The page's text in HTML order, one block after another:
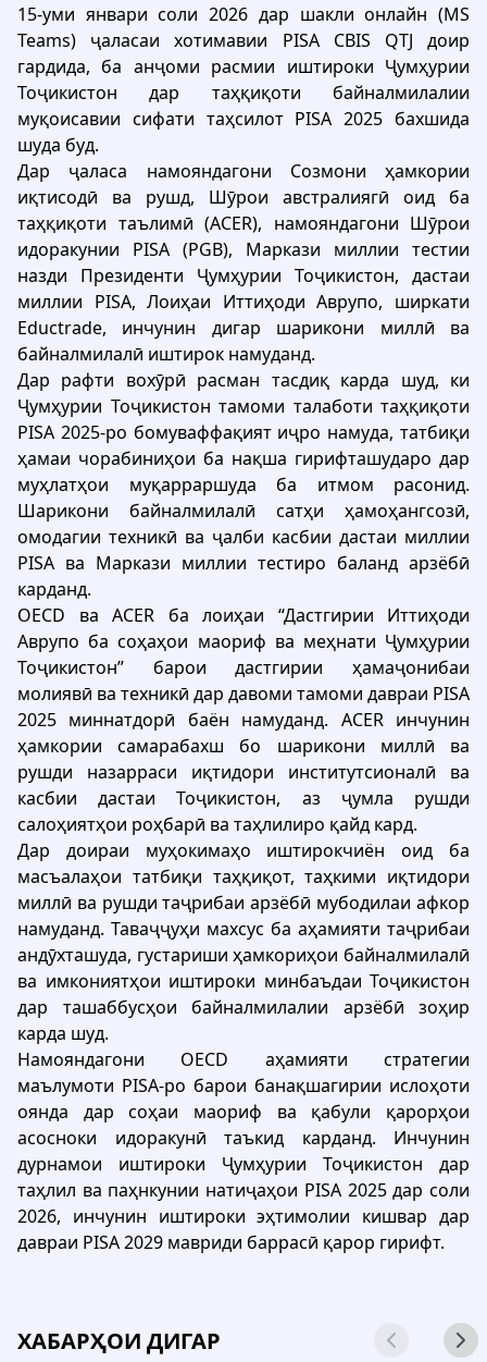
15-уми январи соли 2026 дар шакли онлайн (MS
Teams) ҷаласаи хотимавии PISA CBIS QTJ доир
гардида, ба анҷоми расмии иштироки Ҷумҳурии
Тоҷикистон дар таҳқиқоти байналмилалии
муқоисавии сифати таҳсилот PISA 2025 бахшида
шуда буд.
Дар ҷаласа намояндагони Созмони ҳамкории
иқтисодӣ ва рушд, Шӯрои австралиягӣ оид ба
таҳқиқоти таълимӣ (ACER), намояндагони Шӯрои
идоракунии PISA (PGB), Маркази миллии тестии
назди Президенти Ҷумҳурии Тоҷикистон, дастаи
миллии PISA, Лоиҳаи Иттиҳоди Аврупо, ширкати
Eductrade, инчунин дигар шарикони миллӣ ва
байналмилалӣ иштирок намуданд.
Дар рафти вохӯрӣ расман тасдиқ карда шуд, ки
Ҷумҳурии Тоҷикистон тамоми талаботи таҳқиқоти
PISA 2025-ро бомуваффақият иҷро намуда, татбиқи
ҳамаи чорабиниҳои ба нақша гирифташударо дар
муҳлатҳои муқарраршуда ба итмом расонид.
Шарикони байналмилалӣ сатҳи ҳамоҳангсозӣ,
омодагии техникӣ ва ҷалби касбии дастаи миллии
PISA ва Маркази миллии тестиро баланд арзёбӣ
карданд.
OECD ва ACER ба лоиҳаи “Дастгирии Иттиҳоди
Аврупо ба соҳаҳои маориф ва меҳнати Ҷумҳурии
Тоҷикистон” барои дастгирии ҳамаҷонибаи
молиявӣ ва техникӣ дар давоми тамоми давраи PISA
2025 миннатдорӣ баён намуданд. ACER инчунин
ҳамкории самарабахш бо шарикони миллӣ ва
рушди назарраси иқтидори институтсионалӣ ва
касбии дастаи Тоҷикистон, аз ҷумла рушди
салоҳиятҳои роҳбарӣ ва таҳлилиро қайд кард.
Дар доираи муҳокимаҳо иштирокчиён оид ба
масъалаҳои татбиқи таҳқиқот, таҳкими иқтидори
миллӣ ва рушди таҷрибаи арзёбӣ мубодилаи афкор
намуданд. Таваҷҷуҳи махсус ба аҳамияти таҷрибаи
андӯхташуда, густариши ҳамкориҳои байналмилалӣ
ва имкониятҳои иштироки минбаъдаи Тоҷикистон
дар ташаббусҳои байналмилалии арзёбӣ зоҳир
карда шуд.
Намояндагони OECD аҳамияти стратегии
маълумоти PISA-ро барои банақшагирии ислоҳоти
оянда дар соҳаи маориф ва қабули қарорҳои
асосноки идоракунӣ таъкид карданд. Инчунин
дурнамои иштироки Ҷумҳурии Тоҷикистон дар
таҳлил ва паҳнкунии натиҷаҳои PISA 2025 дар соли
2026, инчунин иштироки эҳтимолии кишвар дар
давраи PISA 2029 мавриди баррасӣ қарор гирифт.
ХАБАРҲОИ ДИГАР